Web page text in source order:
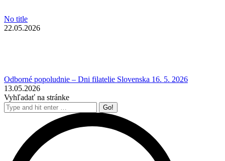
No title
22.05.2026
Odborné popoludnie – Dni filatelie Slovenska 16. 5. 2026
13.05.2026
Vyhľadať na stránke
Search: